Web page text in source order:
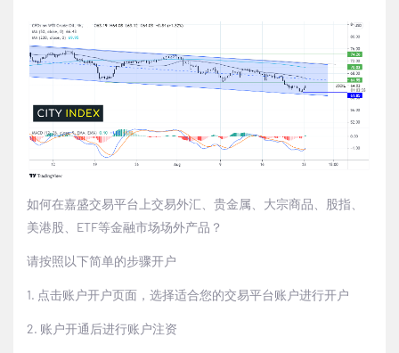
如何在嘉盛交易平台上交易外汇、贵金属、大宗商品、股指、
美港股、ETF等金融市场场外产品？
请按照以下简单的步骤开户
1. 点击账户开户页面，选择适合您的交易平台账户进行开户
2. 账户开通后进行账户注资